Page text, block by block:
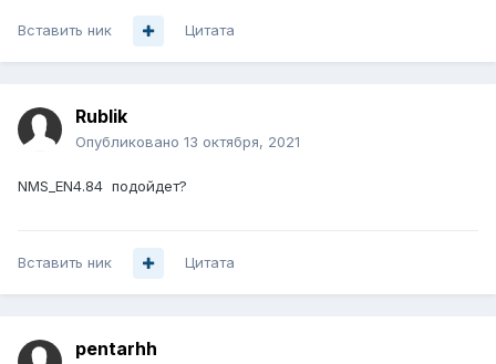
Вставить ник Цитата
Rublik
Опубликовано 13 октября, 2021
NMS_EN4.84 подойдет?
Вставить ник Цитата
pentarhh